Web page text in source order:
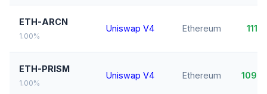
ETH-ARCN
1.00%
Uniswap V4 Ethereum
ETH-PRISM
1.00%
Uniswap V4 Ethereum